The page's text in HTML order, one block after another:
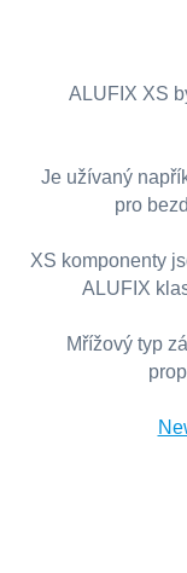
ALUFIX XS
Je užívaný
pro
XS komponenty
ALUFIX
Mřížový typ